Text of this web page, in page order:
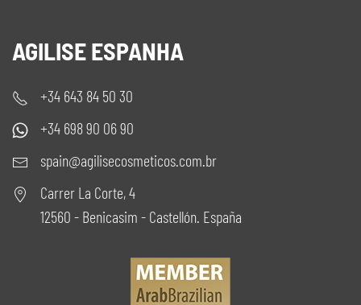
AGILISE ESPANHA
+34 643 84 50 30
+34 698 90 06 90
spain@agilisecosmeticos.com.br
Carrer La Corte, 4
12560 - Benicasim - Castellón. España